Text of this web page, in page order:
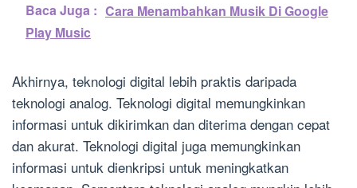
Baca Juga : Cara Menambahkan Musik Di Google
Play Music
Akhirnya, teknologi digital lebih praktis daripada
teknologi analog. Teknologi digital memungkinkan
informasi untuk dikirimkan dan diterima dengan cepat
dan akurat. Teknologi digital juga memungkinkan
informasi untuk dienkripsi untuk meningkatkan